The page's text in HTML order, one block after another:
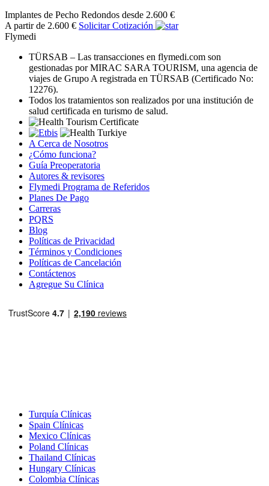
Implantes de Pecho Redondos desde 2.600 €
A partir de 2.600 € Solicitar Cotización
Flymedi
TÜRSAB – Las transacciones en flymedi.com son
gestionadas por MIRAC SARA TOURISM, una agencia de
viajes de Grupo A registrada en TÜRSAB (Certificado No:
12276).
Todos los tratamientos son realizados por una institución de
salud certificada en turismo de salud.
A Cerca de Nosotros
¿Cómo funciona?
Guía Preoperatoria
Autores & revisores
Flymedi Programa de Referidos
Planes De Pago
Carreras
PQRS
Blog
Políticas de Privacidad
Términos y Condiciones
Políticas de Cancelación
Contáctenos
Agregue Su Clínica
Turquía Clínicas
Spain Clínicas
Mexico Clínicas
Poland Clínicas
Thailand Clínicas
Hungary Clínicas
Colombia Clínicas